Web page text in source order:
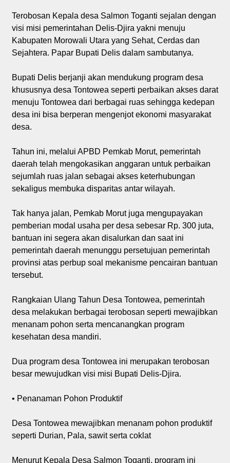
Terobosan Kepala desa Salmon Toganti sejalan dengan
visi misi pemerintahan Delis-Djira yakni menuju
Kabupaten Morowali Utara yang Sehat, Cerdas dan
Sejahtera. Papar Bupati Delis dalam sambutanya.
Bupati Delis berjanji akan mendukung program desa
khususnya desa Tontowea seperti perbaikan akses darat
menuju Tontowea dari berbagai ruas sehingga kedepan
desa ini bisa berperan mengenjot ekonomi masyarakat
desa.
Tahun ini, melalui APBD Pemkab Morut, pemerintah
daerah telah mengokasikan anggaran untuk perbaikan
sejumlah ruas jalan sebagai akses keterhubungan
sekaligus membuka disparitas antar wilayah.
Tak hanya jalan, Pemkab Morut juga mengupayakan
pemberian modal usaha per desa sebesar Rp. 300 juta,
bantuan ini segera akan disalurkan dan saat ini
pemerintah daerah menunggu persetujuan pemerintah
provinsi atas perbup soal mekanisme pencairan bantuan
tersebut.
Rangkaian Ulang Tahun Desa Tontowea, pemerintah
desa melakukan berbagai terobosan seperti mewajibkan
menanam pohon serta mencanangkan program
kesehatan desa mandiri.
Dua program desa Tontowea ini merupakan terobosan
besar mewujudkan visi misi Bupati Delis-Djira.
• Penanaman Pohon Produktif
Desa Tontowea mewajibkan menanam pohon produktif
seperti Durian, Pala, sawit serta coklat
Menurut Kepala Desa Salmon Toganti, program ini